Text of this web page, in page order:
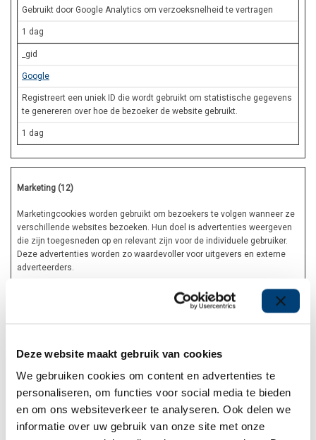
Deze website maakt gebruik van cookies
We gebruiken cookies om content en advertenties te
personaliseren, om functies voor social media te bieden
en om ons websiteverkeer te analyseren. Ook delen we
informatie over uw gebruik van onze site met onze
Gebruikt door Google Analytics om verzoeksnelheid te vertragen
1 dag
_gid
Google
Registreert een uniek ID die wordt gebruikt om statistische gegevens
te genereren over hoe de bezoeker de website gebruikt.
1 dag
Marketing (12)
Marketingcookies worden gebruikt om bezoekers te volgen wanneer ze
verschillende websites bezoeken. Hun doel is advertenties weergeven
die zijn toegesneden op en relevant zijn voor de individuele gebruiker.
Deze advertenties worden zo waardevoller voor uitgevers en externe
adverteerders.
__Secure-ROLLOUT_TOKEN
YouTube
Wordt gebruikt om de interactie van gebruikers met embedded inhoud